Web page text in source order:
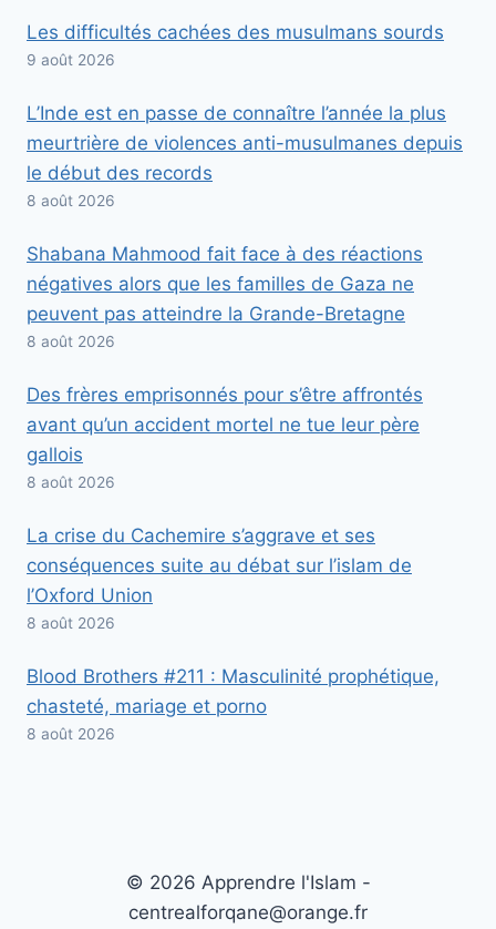
Les difficultés cachées des musulmans sourds
9 août 2026
L’Inde est en passe de connaître l’année la plus
meurtrière de violences anti-musulmanes depuis
le début des records
8 août 2026
Shabana Mahmood fait face à des réactions
négatives alors que les familles de Gaza ne
peuvent pas atteindre la Grande-Bretagne
8 août 2026
Des frères emprisonnés pour s’être affrontés
avant qu’un accident mortel ne tue leur père
gallois
8 août 2026
La crise du Cachemire s’aggrave et ses
conséquences suite au débat sur l’islam de
l’Oxford Union
8 août 2026
Blood Brothers #211 : Masculinité prophétique,
chasteté, mariage et porno
8 août 2026
© 2026 Apprendre l'Islam -
centrealforqane@orange.fr